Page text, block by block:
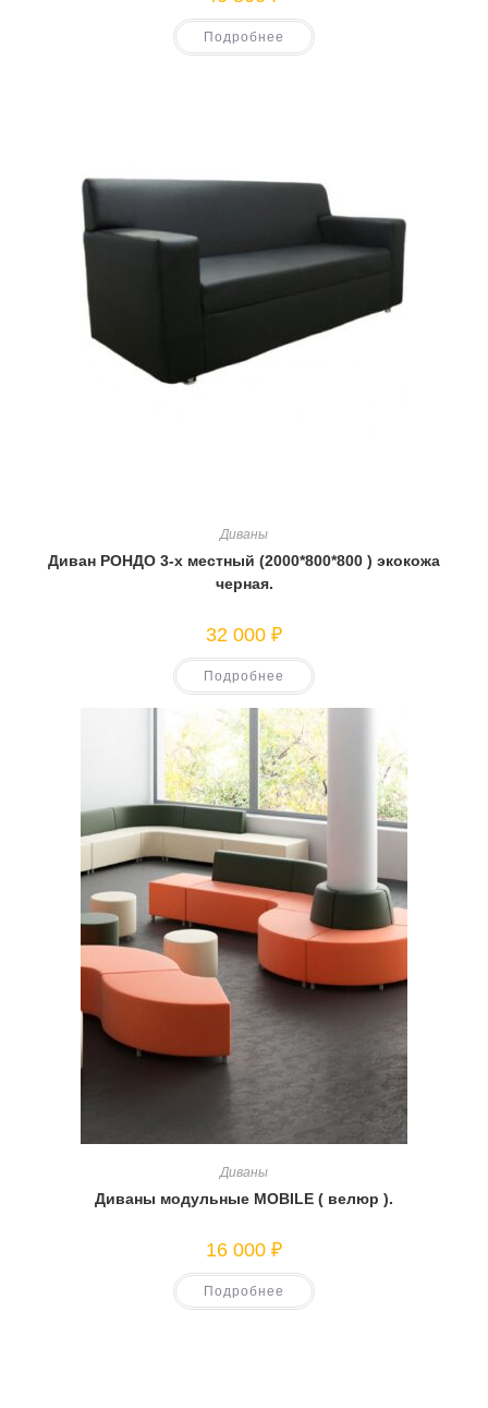
Подробнее
Диваны
Диван РОНДО 3-х местный (2000*800*800 ) экокожа
черная.
32 000 ₽
Подробнее
Диваны
Диваны модульные MOBILE ( велюр ).
16 000 ₽
Подробнее